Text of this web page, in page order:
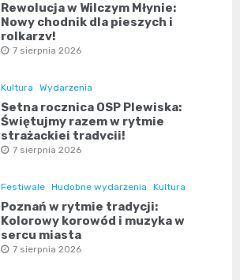
Rewolucja w Wilczym Młynie:
Nowy chodnik dla pieszych i
rolkarzy!
7 sierpnia 2026
Kultura Wydarzenia
Setna rocznica OSP Plewiska:
Świętujmy razem w rytmie
strażackiej tradycji!
7 sierpnia 2026
Festiwale Hudobne wydarzenia Kultura
Poznań w rytmie tradycji:
Kolorowy korowód i muzyka w
sercu miasta
7 sierpnia 2026